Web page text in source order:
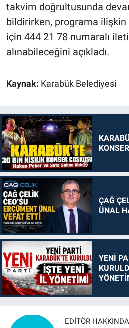
takvim doğrultusunda
bildirirken, programa ilişkin
için 444 21 78 numaralı
alınabileceğini açıkladı.
Kaynak: Karabük Belediyesi
ÇAĞ
ÜNAL
YENİ
EDITÖR HAKKINDA